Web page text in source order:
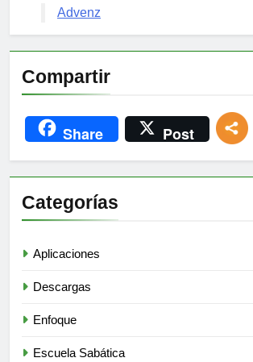
Advenz
Compartir
Share Post
Categorías
Aplicaciones
Descargas
Enfoque
Escuela Sabática